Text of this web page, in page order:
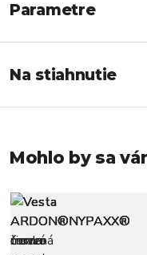
Parametre
Na stiahnutie
Mohlo by sa